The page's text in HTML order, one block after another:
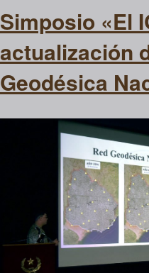
Simposio «El
actualización
Geodésica